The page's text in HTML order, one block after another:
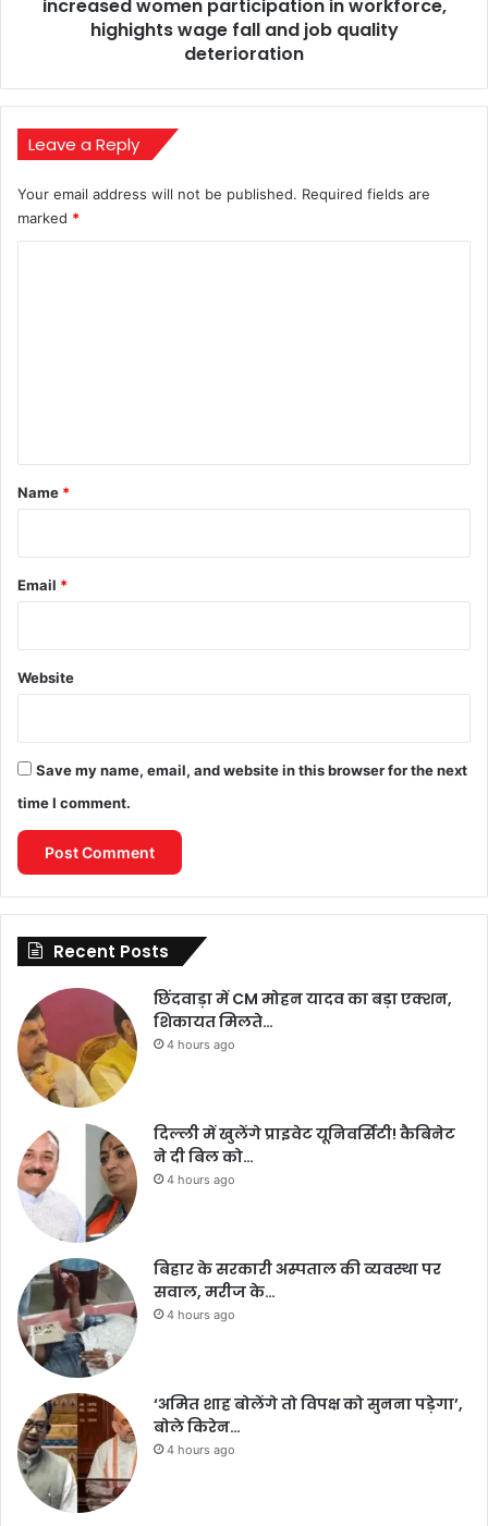
fall
job
quality
deterioration
increased women participation in workforce,
highights wage fall and job quality
deterioration
Leave a Reply
Your email address will not be published. Required fields are
marked *
*
Name *
Email *
Website
Save my name, email, and website in this browser for the next
time I comment.
Recent Posts
छिंदवाड़ा में CM मोहन यादव का बड़ा एक्शन,
शिकायत मिलते…
4 hours ago
दिल्ली में खुलेंगे प्राइवेट यूनिवर्सिटी! कैबिनेट
ने दी बिल को…
4 hours ago
बिहार के सरकारी अस्पताल की व्यवस्था पर
सवाल, मरीज के…
4 hours ago
‘अमित शाह बोलेंगे तो विपक्ष को सुनना पड़ेगा’,
बोले किरेन…
4 hours ago